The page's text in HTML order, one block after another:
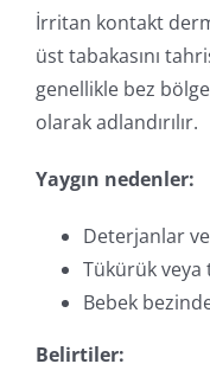
İrritan kontakt
üst tabakasını
genellikle bez
olarak adlandırılır.
Yaygın nedenler:
Deterjanlar
Tükürük veya
Bebek
Belirtiler: